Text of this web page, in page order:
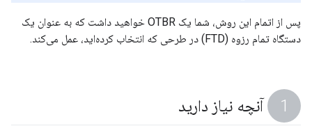
پس از اتمام این روش، شما یک OTBR خواهید داشت که به عنوان یک
دستگاه تمام رزوه (FTD) در طرحی که انتخاب کرده‌اید، عمل می‌کند.
آنچه نیاز دارید